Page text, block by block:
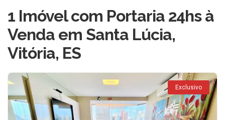
1 Imóvel com Portaria 24hs à
Venda em Santa Lúcia,
Vitória, ES
Exclusivo